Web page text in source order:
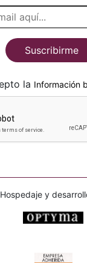
Suscribirme
He leido y acepto la Información
Hospedaje y